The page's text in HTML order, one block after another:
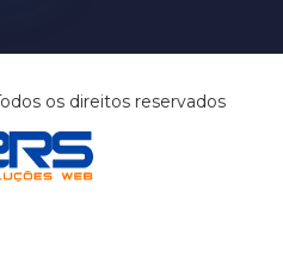
os direitos reservados